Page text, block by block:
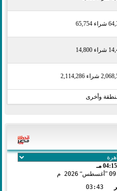
وأخرى
04:15 مـ
09 أغسطس 2026 م
03:43